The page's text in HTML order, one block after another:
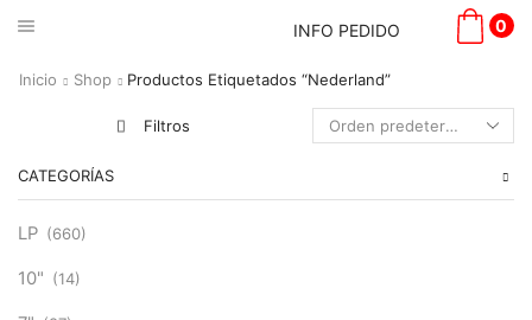
INFO PEDIDO 0
Inicio Shop Productos Etiquetados “Nederland”
Filtros
CATEGORÍAS
LP (660)
10" (14)